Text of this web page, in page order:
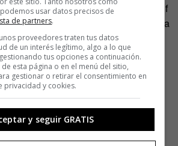
edad ante una cámara. Así que a Wolf
que tirar de paciencia y esperar a
de parecer para terminar su
que finalmente consiguió.
usar datos precisos de
de partners.
proveedores traten tus datos
de un interés legítimo, algo a lo que
tus opciones a continuación.
esta página o en el menú del sitio,
gestionar o retirar el consentimiento en
privacidad y cookies.
y seguir GRATIS